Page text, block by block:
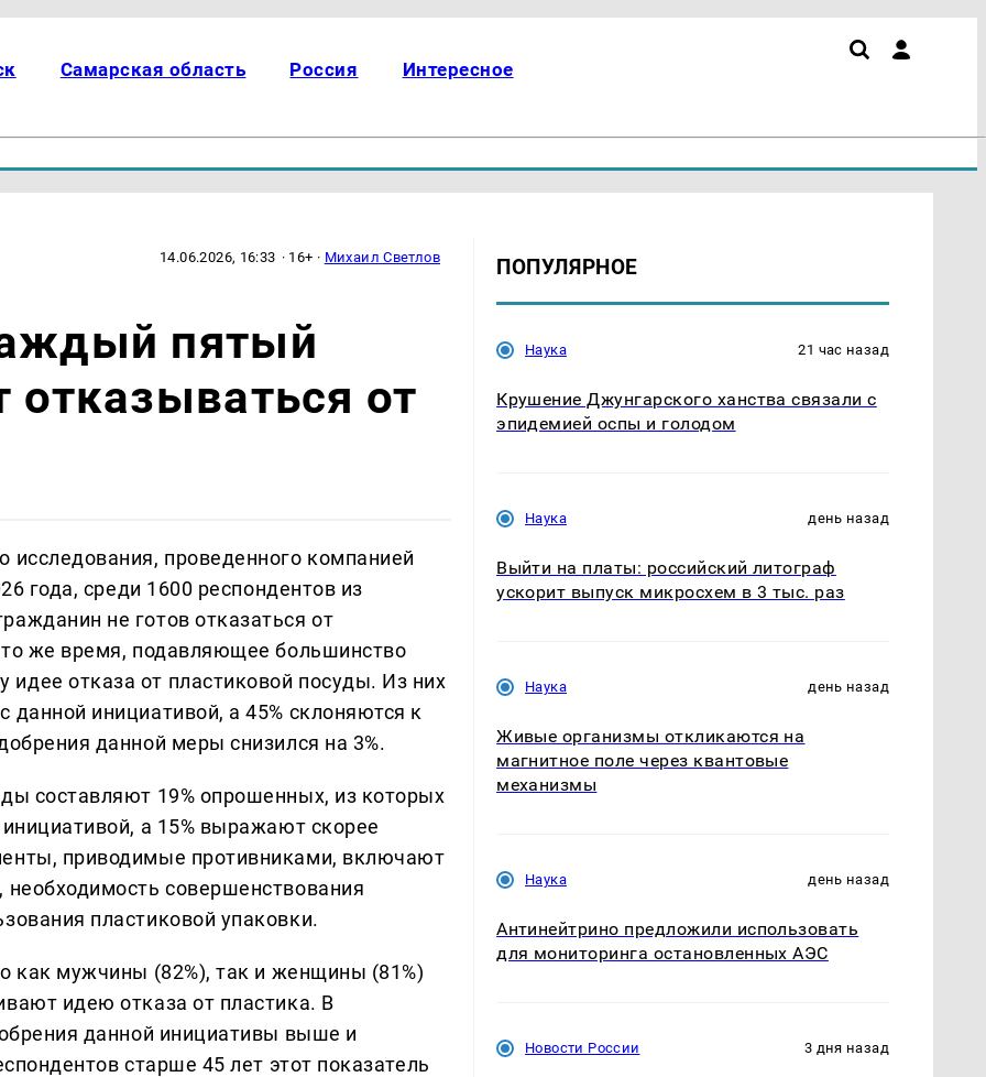
Самарская область Россия Интересное
14.06.2026, 16:33 · 16+ · Михаил Светлов
пятый
отказываться от
исследования, проведенного компанией
года, среди 1600 респондентов из
не готов отказаться от
же время, подавляющее большинство
отказа от пластиковой посуды. Из них
данной инициативой, а 45% склоняются к
данной меры снизился на 3%.
составляют 19% опрошенных, из которых
а 15% выражают скорее
приводимые противниками, включают
необходимость совершенствования
пластиковой упаковки.
как мужчины (82%), так и женщины (81%)
идею отказа от пластика. В
данной инициативы выше и
старше 45 лет этот показатель
ПОПУЛЯРНОЕ
Наука 21 час назад
Крушение Джунгарского ханства связали с
эпидемией оспы и голодом
Наука день назад
Выйти на платы: российский литограф
ускорит выпуск микросхем в 3 тыс. раз
Наука день назад
Живые организмы откликаются на
магнитное поле через квантовые
механизмы
Наука день назад
Антинейтрино предложили использовать
для мониторинга остановленных АЭС
Новости России 3 дня назад